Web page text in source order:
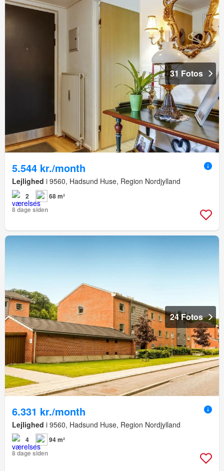
31 Fotos
5.544 kr./month
Lejlighed i 9560, Hadsund Huse, Region Nordjylland
2
68 m²
8 dage siden
24 Fotos
6.331 kr./month
Lejlighed i 9560, Hadsund Huse, Region Nordjylland
4
94 m²
8 dage siden